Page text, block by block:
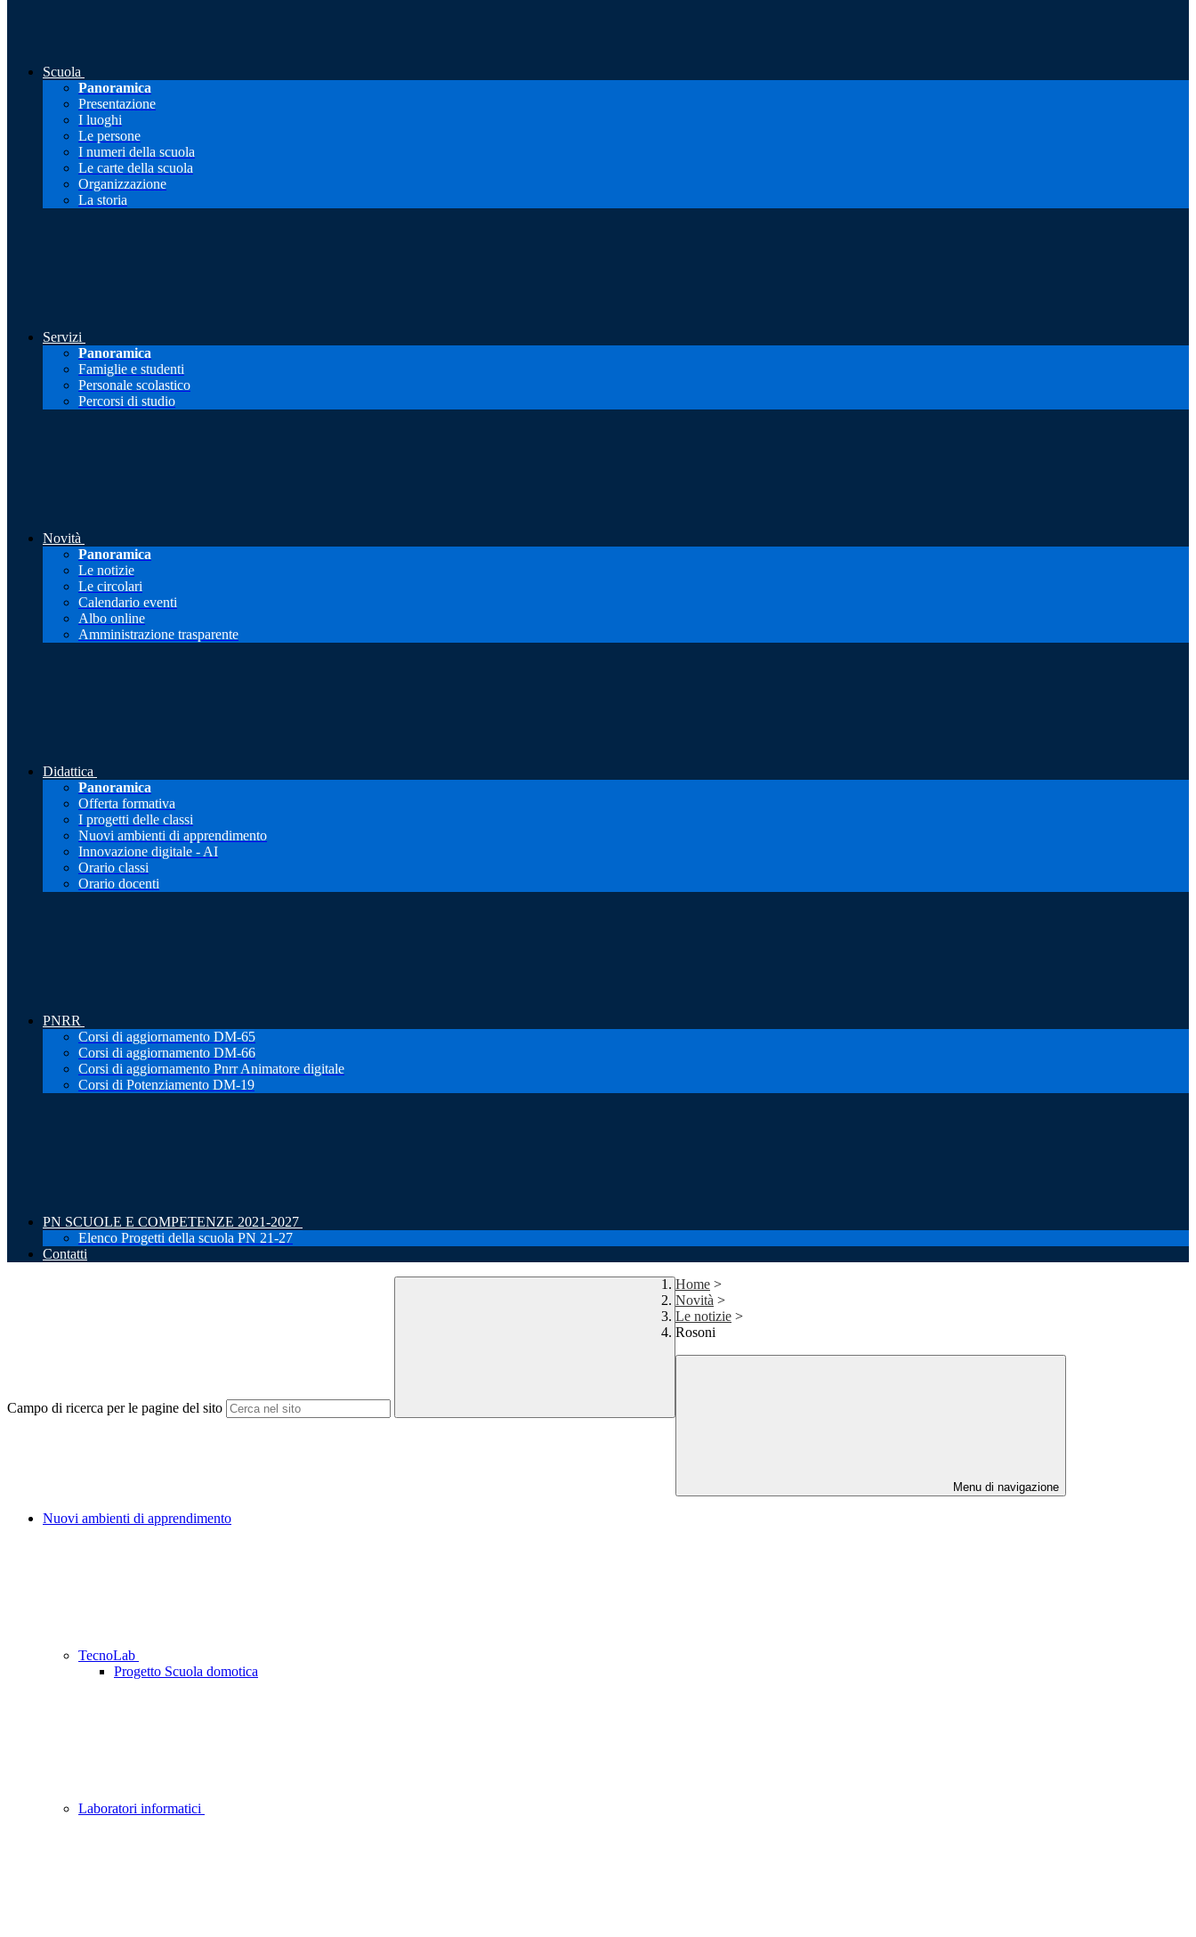
Scuola
Panoramica
Presentazione
I luoghi
Le persone
I numeri della scuola
Le carte della scuola
Organizzazione
La storia
Servizi
Panoramica
Famiglie e studenti
Personale scolastico
Percorsi di studio
Novità
Panoramica
Le notizie
Le circolari
Calendario eventi
Albo online
Amministrazione trasparente
Didattica
Panoramica
Offerta formativa
I progetti delle classi
Nuovi ambienti di apprendimento
Innovazione digitale - AI
Orario classi
Orario docenti
PNRR
Corsi di aggiornamento DM-65
Corsi di aggiornamento DM-66
Corsi di aggiornamento Pnrr Animatore digitale
Corsi di Potenziamento DM-19
PN SCUOLE E COMPETENZE 2021-2027
Elenco Progetti della scuola PN 21-27
Contatti
Campo di ricerca per le pagine del sito
Home >
Novità >
Le notizie >
Rosoni
Menu di navigazione
Nuovi ambienti di apprendimento
TecnoLab
Progetto Scuola domotica
Laboratori informatici